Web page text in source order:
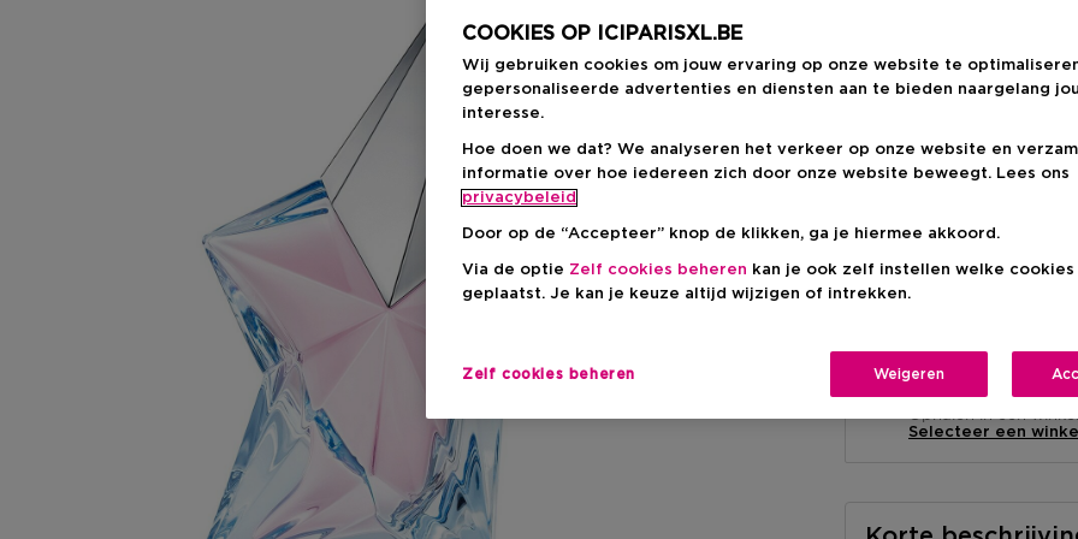
€ 115,64
Levering aan huis
Ophalen in een
Selecteer een
COOKIES OP ICIPARISXL.BE
Wij gebruiken cookies om jouw ervaring op onze website te
gepersonaliseerde advertenties en diensten aan te bieden naargelang
interesse.
Hoe doen we dat? We analyseren het verkeer op onze website en
informatie over hoe iedereen zich door onze website beweegt. Lees ons
privacybeleid
Door op de “Accepteer” knop de klikken, ga je hiermee akkoord.
Via de optie Zelf cookies beheren kan je ook zelf instellen welke cookies
geplaatst. Je kan je keuze altijd wijzigen of intrekken.
Zelf cookies beheren Weigeren